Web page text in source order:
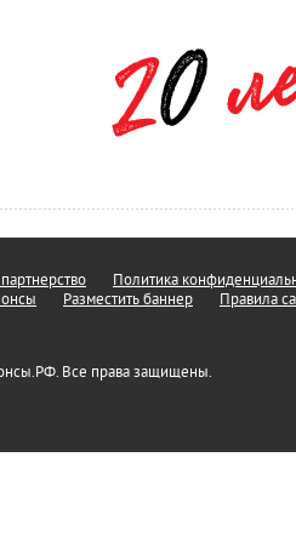
Политика
Разместить баннер Правила
Все права защищены.